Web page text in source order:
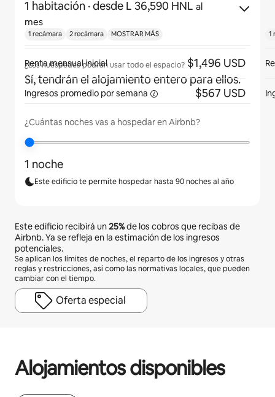
1 habitación · desde L 36,590 HNL al
mes
¿Los huéspedes podrán usar todo el espacio?
Sí, tendrán el alojamiento entero para ellos.
¿Cuántas noches vas a hospedar en Airbnb?
1 noche
Este edificio te permite hospedar hasta 90 noches al año
Este edificio recibirá un25%de los cobros que recibas de
Airbnb. Ya se refleja en la estimación de los ingresos
potenciales.
Se aplican los límites de noches, el reparto de los ingresos y otras
reglas y restricciones, así como las normativas locales, que pueden
cambiar con el tiempo.
Oferta especial
Alojamientos disponibles
1 recámara 2 recámara MOSTRAR MÁS
Renta mensual inicial $1,496 USD
Ingresos promedio porsemana $567 USD
1